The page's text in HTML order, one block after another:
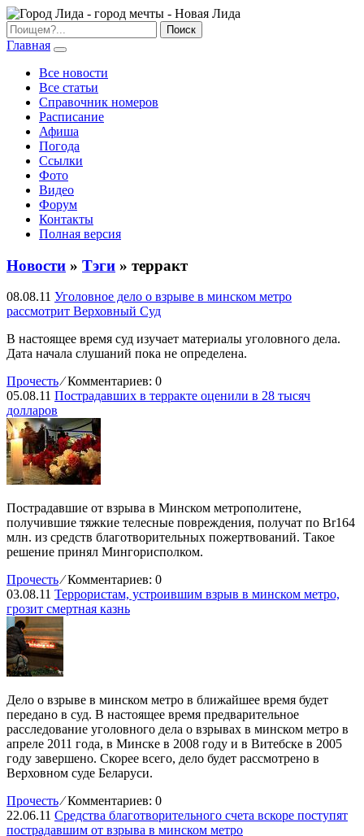
Главная
Все новости
Все статьи
Справочник номеров
Расписание
Афиша
Погода
Ссылки
Фото
Видео
Форум
Контакты
Полная версия
Новости » Тэги » терракт
08.08.11 Уголовное дело о взрыве в минском метро
рассмотрит Верховный Суд
В настоящее время суд изучает материалы уголовного дела.
Дата начала слушаний пока не определена.
Прочесть ⁄Комментариев: 0
05.08.11 Пострадавших в терракте оценили в 28 тысяч
долларов
Пострадавшие от взрыва в Минском метрополитене,
получившие тяжкие телесные повреждения, получат по Br164
млн. из средств благотворительных пожертвований. Такое
решение принял Мингорисполком.
Прочесть ⁄Комментариев: 0
03.08.11 Террористам, устроившим взрыв в минском метро,
грозит смертная казнь
Дело о взрыве в минском метро в ближайшее время будет
передано в суд. В настоящее время предварительное
расследование уголовного дела о взрывах в минском метро в
апреле 2011 года, в Минске в 2008 году и в Витебске в 2005
году завершено. Скорее всего, дело будет рассмотрено в
Верховном суде Беларуси.
Прочесть ⁄Комментариев: 0
22.06.11 Средства благотворительного счета вскоре поступят
пострадавшим от взрыва в минском метро